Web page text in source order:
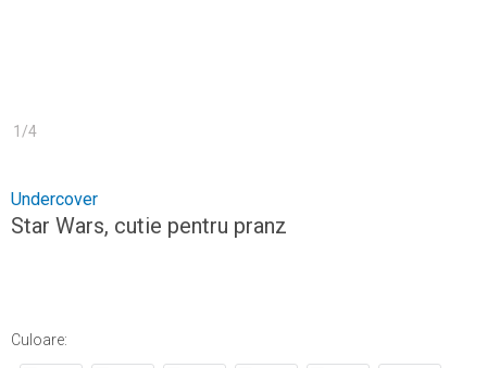
1 /4
Undercover
Star Wars, cutie pentru pranz
Culoare: